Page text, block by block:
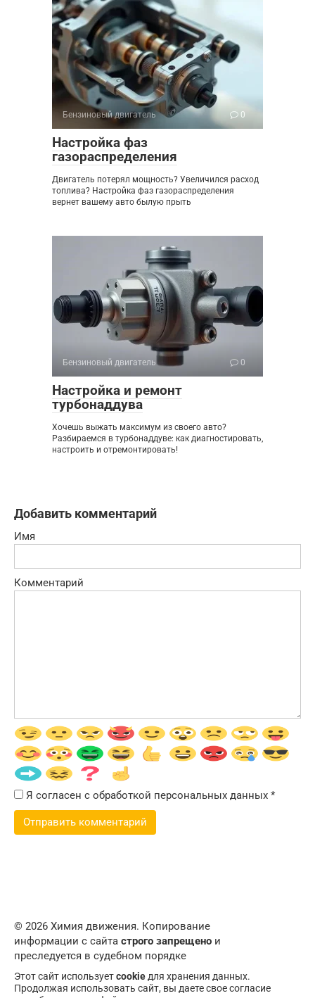
Бензиновый двигатель 0
Настройка фаз
газораспределения
Двигатель потерял мощность? Увеличился расход
топлива? Настройка фаз газораспределения
вернет вашему авто былую прыть
Бензиновый двигатель 0
Настройка и ремонт
турбонаддува
Хочешь выжать максимум из своего авто?
Разбираемся в турбонаддуве: как диагностировать,
настроить и отремонтировать!
Добавить комментарий
Имя
Комментарий
Я согласен с обработкой персональных данных *
© 2026 Химия движения. Копирование
информации с сайта строго запрещено и
преследуется в судебном порядке
Этот сайт используетcookieдля хранения данных.
Продолжая использовать сайт, вы даете свое согласие